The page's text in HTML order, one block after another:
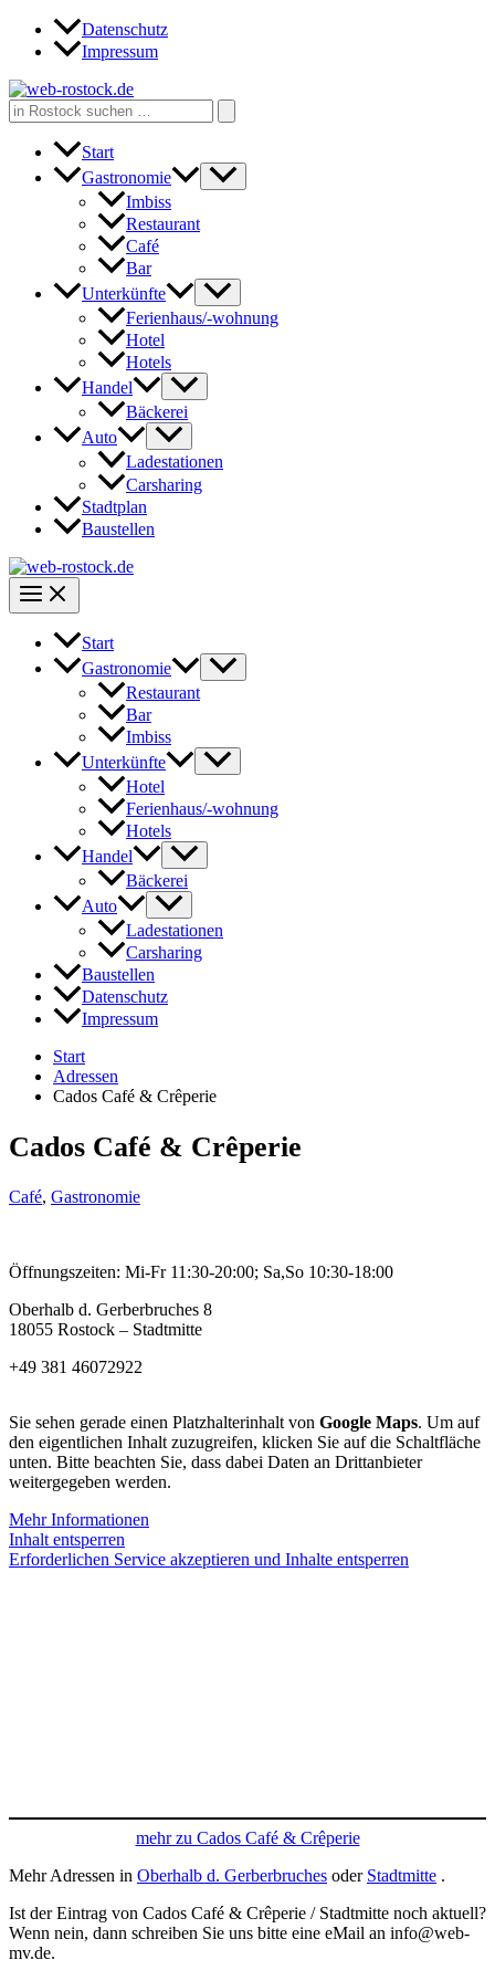
Zum
Inhalt
Datenschutz
Impressum
Search
for:
Start
Gastronomie
Imbiss
Restaurant
Café
Bar
Unterkünfte
Ferienhaus/-wohnung
Hotel
Hotels
Handel
Bäckerei
Auto
Ladestationen
Carsharing
Stadtplan
Baustellen
Start
Gastronomie
Restaurant
Bar
Imbiss
Unterkünfte
Hotel
Ferienhaus/-wohnung
Hotels
Handel
Bäckerei
Auto
Ladestationen
Carsharing
Baustellen
Datenschutz
Impressum
Start
Adressen
Cados Café & Crêperie
Cados Café & Crêperie
Café, Gastronomie
Öffnungszeiten: Mi-Fr 11:30-20:00; Sa,So 10:30-18:00
Oberhalb d. Gerberbruches 8
18055 Rostock – Stadtmitte
+49 381 46072922
Sie sehen gerade einen Platzhalterinhalt von Google Maps. Um auf
den eigentlichen Inhalt zuzugreifen, klicken Sie auf die Schaltfläche
unten. Bitte beachten Sie, dass dabei Daten an Drittanbieter
weitergegeben werden.
Mehr Informationen
Inhalt entsperren
Erforderlichen Service akzeptieren und Inhalte entsperren
mehr zu Cados Café & Crêperie
Mehr Adressen in Oberhalb d. Gerberbruches oder Stadtmitte .
Ist der Eintrag von Cados Café & Crêperie / Stadtmitte noch aktuell?
Wenn nein, dann schreiben Sie uns bitte eine eMail an info@web-
mv.de.